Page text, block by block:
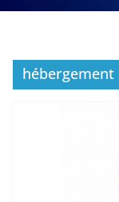
hébergement